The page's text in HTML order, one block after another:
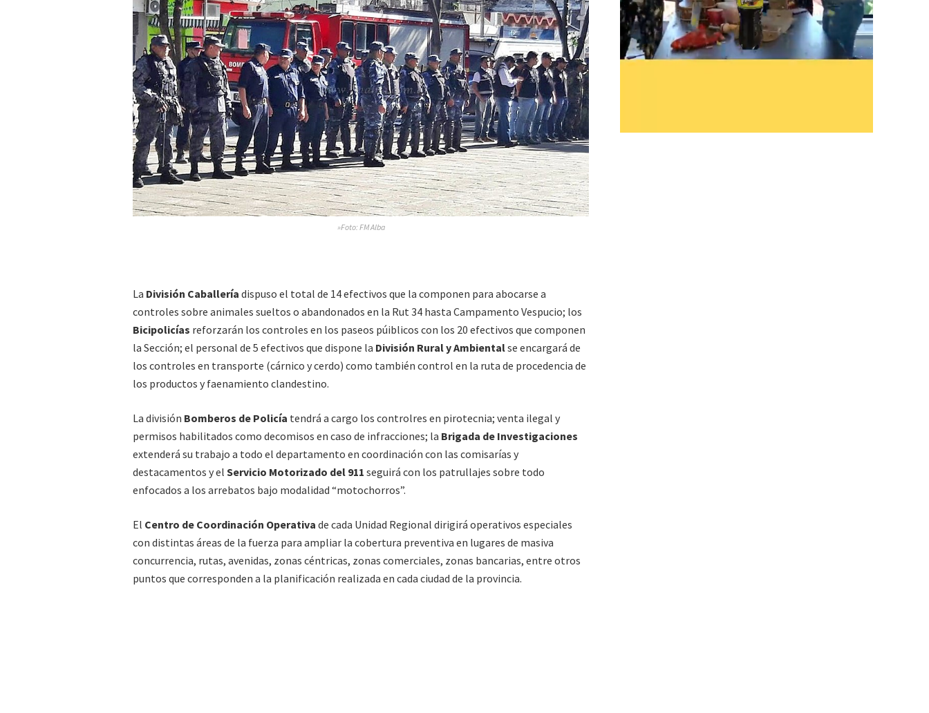
»Foto: FM Alba
La División Caballería dispuso el total de 14 efectivos que la componen para abocarse a
controles sobre animales sueltos o abandonados en la Rut 34 hasta Campamento Vespucio; los
Bicipolicías reforzarán los controles en los paseos púiblicos con los 20 efectivos que componen
la Sección; el personal de 5 efectivos que dispone la División Rural y Ambientalse encargará de
los controles en transporte (cárnico y cerdo) como también control en la ruta de procedencia de
los productos y faenamiento clandestino.
La división Bomberos de Policía tendrá a cargo los controlres en pirotecnia; venta ilegal y
permisos habilitados como decomisos en caso de infracciones; la Brigada de Investigaciones
extenderá su trabajo a todo el departamento en coordinación con las comisarías y
destacamentos y el Servicio Motorizado del 911 seguirá con los patrullajes sobre todo
enfocados a los arrebatos bajo modalidad “motochorros”.
El Centro de Coordinación Operativa de cada Unidad Regional dirigirá operativos especiales
con distintas áreas de la fuerza para ampliar la cobertura preventiva en lugares de masiva
concurrencia, rutas, avenidas, zonas céntricas, zonas comerciales, zonas bancarias, entre otros
puntos que corresponden a la planificación realizada en cada ciudad de la provincia.